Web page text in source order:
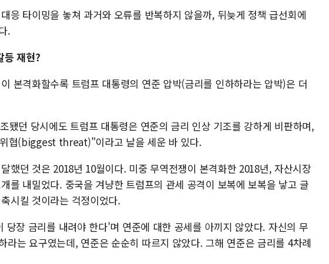
응 타이밍을 놓쳐 과거와 오류를 반복하지 않을까, 뒤늦게 정책 급선회에
.
재현?
본격화할수록 트럼프 대통령의 연준 압박(금리를 인하하라는 압박)은 더
됐던 당시에도 트럼프 대통령은 연준의 금리 인상 기조를 강하게 비판하며,
협(biggest threat)"이라고 날을 세운 바 있다.
했던 것은 2018년 10월이다. 미중 무역전쟁이 본격화한 2018년, 자산시장
를 내밀었다. 중국을 겨냥한 트럼프의 관세 공격이 보복에 보복을 낳고 글
시킬 것이라는 걱정이었다.
당장 금리를 내려야 한다'며 연준에 대한 공세를 아끼지 않았다. 자신의 무
라는 요구였는데, 연준은 순순히 따르지 않았다. 그해 연준은 금리를 4차례